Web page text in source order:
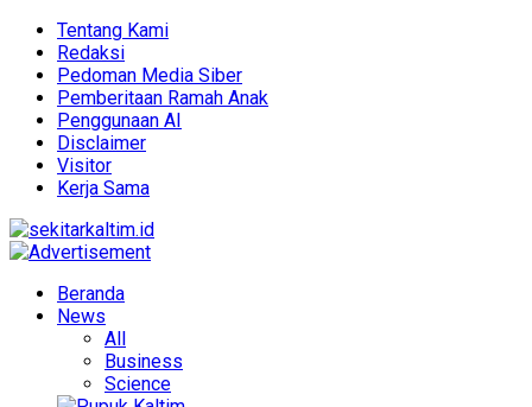
Tentang Kami
Redaksi
Pedoman Media Siber
Pemberitaan Ramah Anak
Penggunaan AI
Disclaimer
Visitor
Kerja Sama
Beranda
News
All
Business
Science